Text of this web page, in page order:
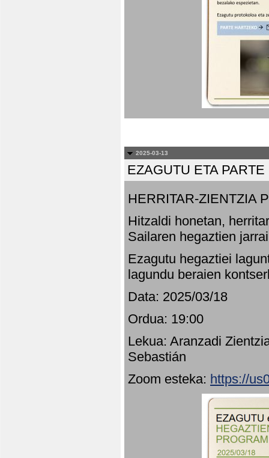
2025-03-13
EZAGUTU ETA
HERRITAR-ZIENTZIA
Hitzaldi honetan,
Sailaren hegaztien
Ezagutu hegaztiei
lagundu beraien
Data: 2025/03/18
Ordua: 19:00
Lekua: Aranzadi
Sebastián
Zoom esteka: https://